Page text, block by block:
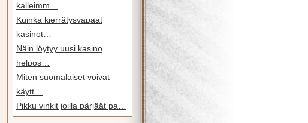
kalleimm…
Kuinka kierrätysvapaat
kasinot…
Näin löytyy uusi kasino
helpos…
Miten suomalaiset voivat
käytt…
Pikku vinkit joilla pärjäät pa…